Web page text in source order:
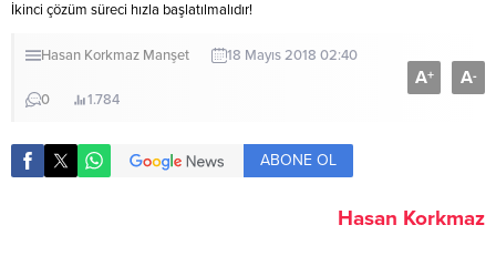
İkinci çözüm süreci hızla başlatılmalıdır!
Hasan Korkmaz Manşet 18 Mayıs 2018 02:40
0 1.784
A+ A-
ABONE OL
Hasan Korkmaz